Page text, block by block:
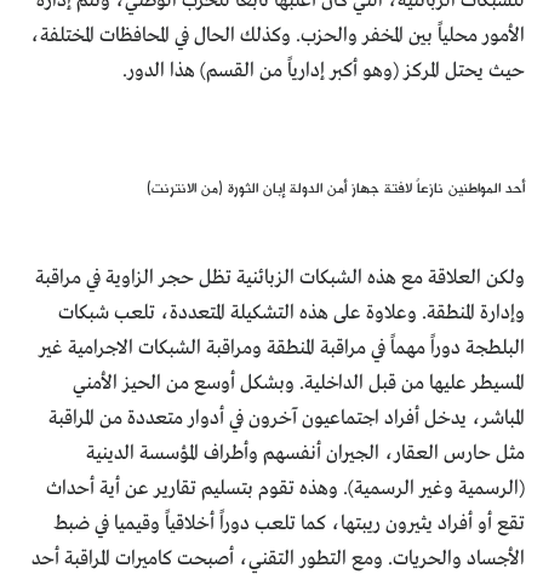
الأمور محلياً بين المخفر والحزب. وكذلك الحال في المحافظات المختلفة،
حيث يحتل المركز (وهو أكبر إدارياً من القسم) هذا الدور.
أحد المواطنين نازعاً لافتة جهاز أمن الدولة إبان الثورة (من الانترنت)
ولكن العلاقة مع هذه الشبكات الزبائنية تظل حجر الزاوية في مراقبة
وإدارة المنطقة. وعلاوة على هذه التشكيلة المتعددة، تلعب شبكات
البلطجة دوراً مهماً في مراقبة المنطقة ومراقبة الشبكات الاجرامية غير
المسيطر عليها من قبل الداخلية. وبشكل أوسع من الحيز الأمني
المباشر، يدخل أفراد اجتماعيون آخرون في أدوار متعددة من المراقبة
مثل حارس العقار، الجيران أنفسهم وأطراف المؤسسة الدينية
(الرسمية وغير الرسمية). وهذه تقوم بتسليم تقارير عن أية أحداث
تقع أو أفراد يثيرون ريبتها، كما تلعب دوراً أخلاقياً وقيميا في ضبط
الأجساد والحريات. ومع التطور التقني، أصبحت كاميرات المراقبة أحد